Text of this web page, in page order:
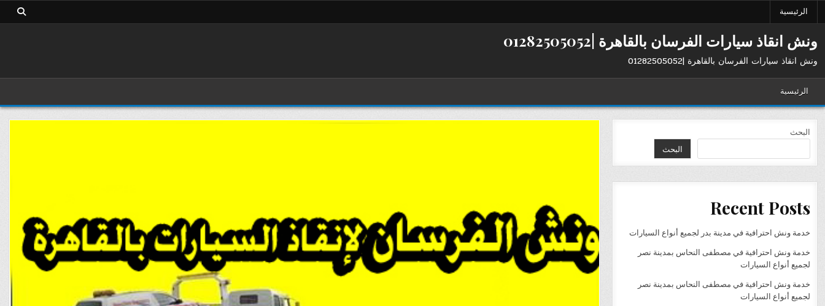
الرئيسية
ونش انقاذ سيارات الفرسان بالقاهرة |01282505052
ونش انقاذ سيارات الفرسان بالقاهرة |01282505052
الرئيسية
البحث
البحث
Recent Posts
خدمة ونش احترافية في مدينة بدر لجميع أنواع السيارات
خدمة ونش احترافية في مصطفى النحاس بمدينة نصر
لجميع أنواع السيارات
خدمة ونش احترافية في مصطفى النحاس بمدينة نصر
لجميع أنواع السيارات